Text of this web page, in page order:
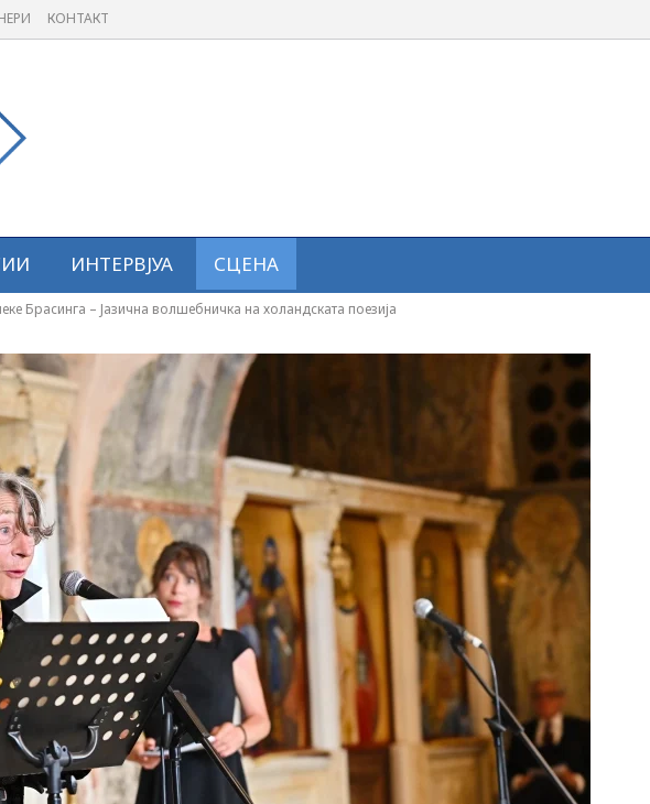
КОНТАКТ
ИНТЕРВЈУА СЦЕНА
Брасинга – Јазична волшебничка на холандската поезија